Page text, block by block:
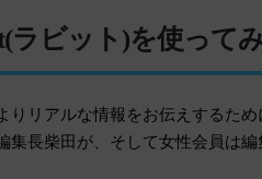
ラビット)を使って
りリアルな情報をお伝えするため
集長柴田が、そして女性会員は